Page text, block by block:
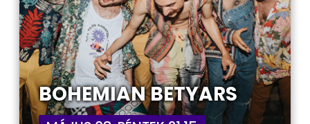
BOHEMIAN BETYARS